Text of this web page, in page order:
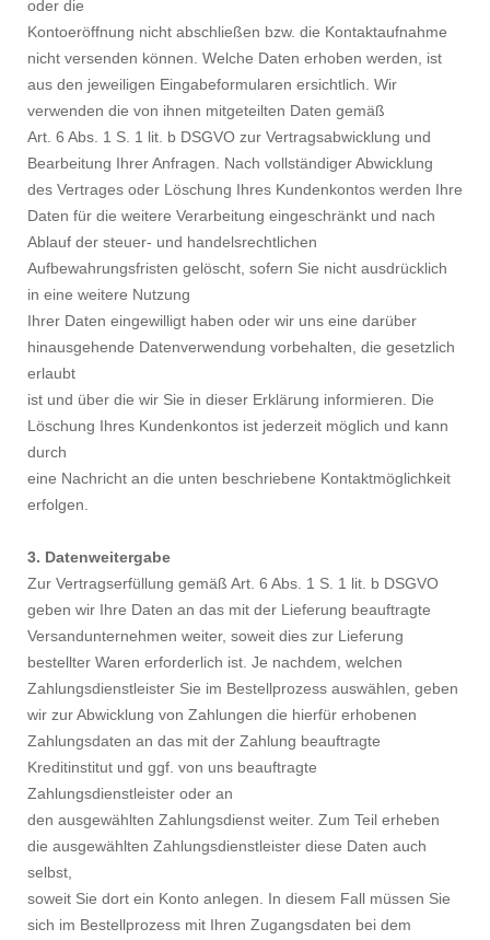
oder die
Kontoeröffnung nicht abschließen bzw. die Kontaktaufnahme
nicht versenden können. Welche Daten erhoben werden, ist
aus den jeweiligen Eingabeformularen ersichtlich. Wir
verwenden die von ihnen mitgeteilten Daten gemäß
Art. 6 Abs. 1 S. 1 lit. b DSGVO zur Vertragsabwicklung und
Bearbeitung Ihrer Anfragen. Nach vollständiger Abwicklung
des Vertrages oder Löschung Ihres Kundenkontos werden Ihre
Daten für die weitere Verarbeitung eingeschränkt und nach
Ablauf der steuer- und handelsrechtlichen
Aufbewahrungsfristen gelöscht, sofern Sie nicht ausdrücklich
in eine weitere Nutzung
Ihrer Daten eingewilligt haben oder wir uns eine darüber
hinausgehende Datenverwendung vorbehalten, die gesetzlich
erlaubt
ist und über die wir Sie in dieser Erklärung informieren. Die
Löschung Ihres Kundenkontos ist jederzeit möglich und kann
durch
eine Nachricht an die unten beschriebene Kontaktmöglichkeit
erfolgen.
3. Datenweitergabe
Zur Vertragserfüllung gemäß Art. 6 Abs. 1 S. 1 lit. b DSGVO
geben wir Ihre Daten an das mit der Lieferung beauftragte
Versandunternehmen weiter, soweit dies zur Lieferung
bestellter Waren erforderlich ist. Je nachdem, welchen
Zahlungsdienstleister Sie im Bestellprozess auswählen, geben
wir zur Abwicklung von Zahlungen die hierfür erhobenen
Zahlungsdaten an das mit der Zahlung beauftragte
Kreditinstitut und ggf. von uns beauftragte
Zahlungsdienstleister oder an
den ausgewählten Zahlungsdienst weiter. Zum Teil erheben
die ausgewählten Zahlungsdienstleister diese Daten auch
selbst,
soweit Sie dort ein Konto anlegen. In diesem Fall müssen Sie
sich im Bestellprozess mit Ihren Zugangsdaten bei dem